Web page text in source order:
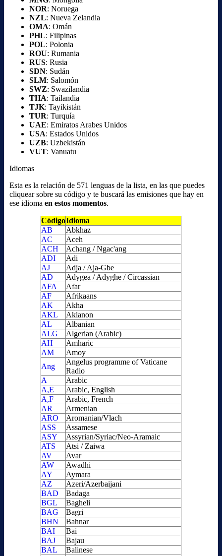
NOR: Noruega
NZL: Nueva Zelandia
OMA: Omán
PHL: Filipinas
POL: Polonia
ROU: Rumania
RUS: Rusia
SDN: Sudán
SLM: Salomón
SWZ: Swazilandia
THA: Tailandia
TJK: Tayikistán
TUR: Turquía
UAE: Emiratos Arabes Unidos
USA: Estados Unidos
UZB: Uzbekistán
VUT: Vanuatu
Idiomas
Esta es la relación de 571 lenguas de la lista, en las que puedes
cliquear sobre su código y te buscará las emisiones que hay en
ese idioma en estos momentos.
CódigoIdioma
AB
Abkhaz
AC
Aceh
ACH
Achang / Ngac'ang
ADI
Adi
AJ
Adja / Aja-Gbe
AD
Adygea / Adyghe / Circassian
AFA
Afar
AF
Afrikaans
AK
Akha
AKL
Aklanon
AL
Albanian
ALG
Algerian (Arabic)
AH
Amharic
AM
Amoy
Ang
Angelus programme of Vaticane
Radio
A
Arabic
A,E
Arabic, English
A,F
Arabic, French
AR
Armenian
ARO
Aromanian/Vlach
ASS
Assamese
ASY
Assyrian/Syriac/Neo-Aramaic
ATS
Atsi / Zaiwa
AV
Avar
AW
Awadhi
AY
Aymara
AZ
Azeri/Azerbaijani
BAD
Badaga
BGL
Bagheli
BAG
Bagri
BHN
Bahnar
BAI
Bai
BAJ
Bajau
BAL
Balinese